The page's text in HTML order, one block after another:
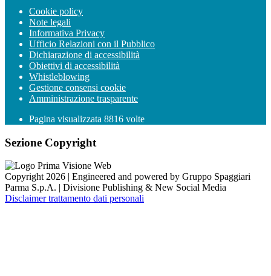
Cookie policy
Note legali
Informativa Privacy
Ufficio Relazioni con il Pubblico
Dichiarazione di accessibilità
Obiettivi di accessibilità
Whistleblowing
Gestione consensi cookie
Amministrazione trasparente
Pagina visualizzata 8816 volte
Sezione Copyright
Copyright 2026 | Engineered and powered by Gruppo Spaggiari
Parma S.p.A. | Divisione Publishing & New Social Media
Disclaimer trattamento dati personali